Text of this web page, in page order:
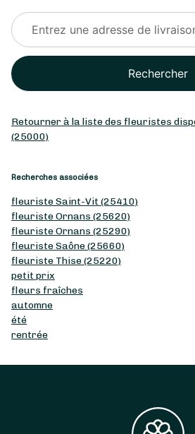
Rechercher
Retourner à la liste des fleuristes
(25000)
Recherches associées
fleuriste Saint-Vit (25410)
fleuriste Ornans (25620)
fleuriste Ornans (25290)
fleuriste Saône (25660)
fleuriste Thise (25220)
petit prix
fleurs fraîches
automne
été
rentrée